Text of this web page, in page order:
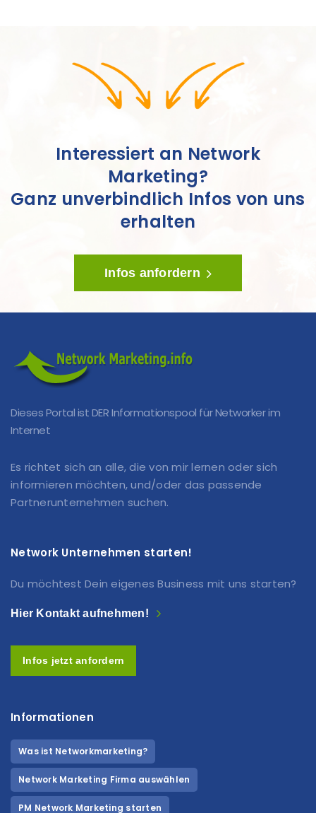
Interessiert an Network
Marketing?
Ganz unverbindlich Infos von uns
erhalten
Infos anfordern
Dieses Portal ist DER Informationspool für Networker im
Internet
Es richtet sich an alle, die von mir lernen oder sich
informieren möchten, und/oder das passende
Partnerunternehmen suchen.
Network Unternehmen starten!
Du möchtest Dein eigenes Business mit uns starten?
Hier Kontakt aufnehmen!
Infos jetzt anfordern
Informationen
Was ist Networkmarketing?
Network Marketing Firma auswählen
PM Network Marketing starten